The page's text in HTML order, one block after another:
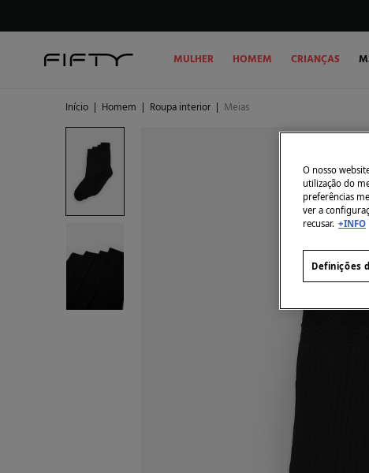
MULHER HOMEM CRIANÇAS
Início | Homem | Roupa interior | Meias
O nosso
utilização do
preferências
ver a
recusar. +INFO
Definições